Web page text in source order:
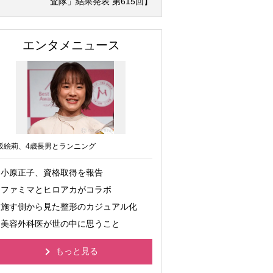
エンタメニュース
絵莉、4歳長男とランニング
小原正子、資格取得を報告
ファミマとヒロアカがコラボ
施す側から見た整形のカジュアル化
美容外科医が世の中に思うこと
もっと見る